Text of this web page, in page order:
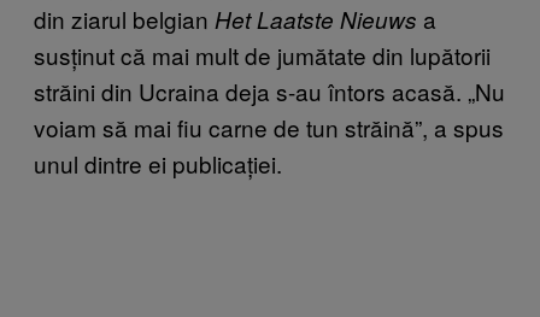
din ziarul belgian Het Laatste Nieuws a
susținut că mai mult de jumătate din lupătorii
străini din Ucraina deja s-au întors acasă. „Nu
voiam să mai fiu carne de tun străină”, a spus
unul dintre ei publicației.